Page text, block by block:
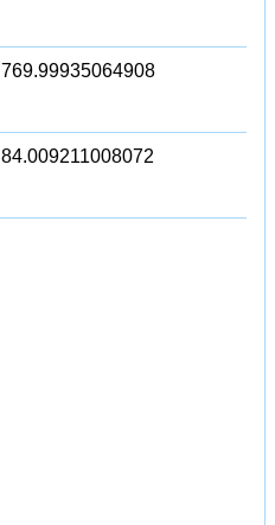
769.99935064908
84.009211008072